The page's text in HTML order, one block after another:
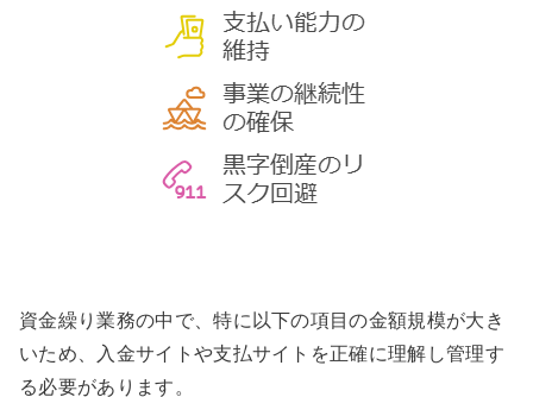
資金繰り業務の中で、特に以下の項目の金額規模が大き
いため、入金サイトや支払サイトを正確に理解し管理す
る必要があります。